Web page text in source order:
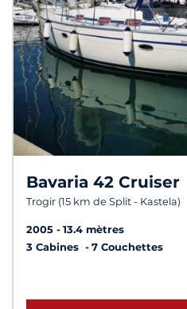
Bavaria 42 Cruiser
Trogir (15 km de Split - Kastela)
2005
13.4 mètres
3 Cabines
7 Couchettes